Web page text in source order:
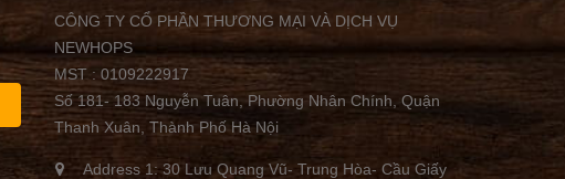
CÔNG TY CỔ PHẦN THƯƠNG MẠI VÀ DỊCH VỤ
NEWHOPS
MST : 0109222917
Số 181- 183 Nguyễn Tuân, Phường Nhân Chính, Quận
Thanh Xuân, Thành Phố Hà Nội
Address 1: 30 Lưu Quang Vũ- Trung Hòa- Cầu Giấy